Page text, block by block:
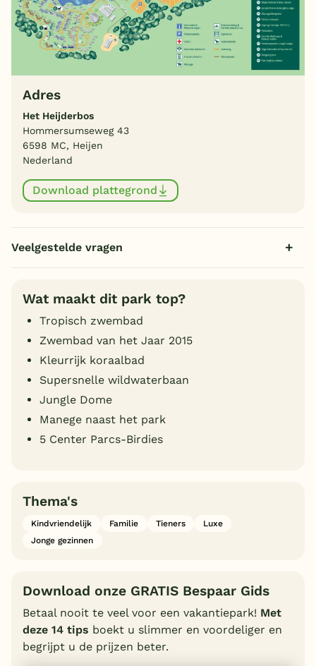
Adres
Het Heijderbos
Hommersumseweg 43
6598 MC, Heijen
Nederland
Download plattegrond
Veelgestelde vragen
Wat maakt dit park top?
Tropisch zwembad
Zwembad van het Jaar 2015
Kleurrijk koraalbad
Supersnelle wildwaterbaan
Jungle Dome
Manege naast het park
5 Center Parcs-Birdies
Thema's
Kindvriendelijk Familie Tieners
Luxe
Jonge gezinnen
Download onze GRATIS Bespaar Gids
Betaal nooit te veel voor een vakantiepark! Met
deze 14 tips boekt u slimmer en voordeliger en
begrijpt u de prijzen beter.